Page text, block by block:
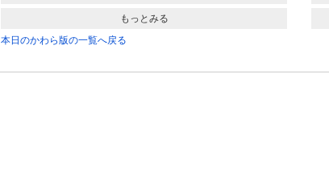
もっとみる
本日のかわら版の一覧へ戻る